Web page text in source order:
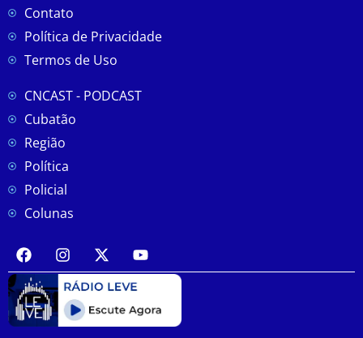
Contato
Política de Privacidade
Termos de Uso
CNCAST - PODCAST
Cubatão
Região
Política
Policial
Colunas